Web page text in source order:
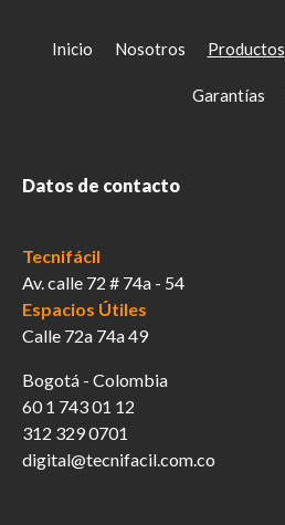
Inicio Nosotros Productos
Garantías
Datos de contacto
Tecnifácil
Av. calle 72 # 74a - 54
Espacios Útiles
Calle 72a 74a 49
Bogotá - Colombia
60 1 743 01 12
312 329 0701
digital@tecnifacil.com.co